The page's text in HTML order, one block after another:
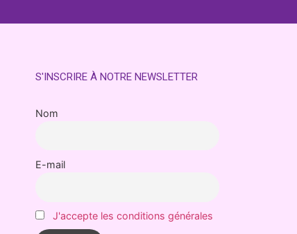
S'INSCRIRE À NOTRE NEWSLETTER
Nom
E-mail
J'accepte les conditions générales